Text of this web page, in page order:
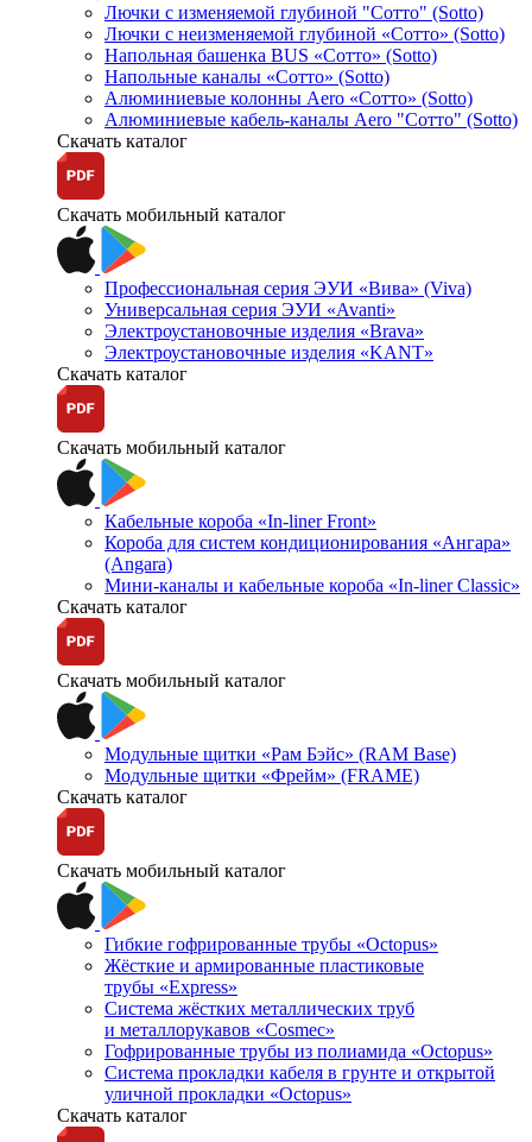
Лючки с изменяемой глубиной "Сотто" (Sotto)
Лючки с неизменяемой глубиной «Сотто» (Sotto)
Напольная башенка BUS «Сотто» (Sotto)
Напольные каналы «Сотто» (Sotto)
Алюминиевые колонны Aero «Сотто» (Sotto)
Алюминиевые кабель-каналы Aero "Сотто" (Sotto)
Скачать каталог
Скачать мобильный каталог
Профессиональная серия ЭУИ «Вива» (Viva)
Универсальная серия ЭУИ «Avanti»
Электроустановочные изделия «Brava»
Электроустановочные изделия «KANT»
Скачать каталог
Скачать мобильный каталог
Кабельные короба «In-liner Front»
Короба для систем кондиционирования «Ангара»
(Angara)
Мини-каналы и кабельные короба «In-liner Classic»
Скачать каталог
Скачать мобильный каталог
Модульные щитки «Рам Бэйс» (RAM Base)
Модульные щитки «Фрейм» (FRAME)
Скачать каталог
Скачать мобильный каталог
Гибкие гофрированные трубы «Octopus»
Жёсткие и армированные пластиковые
трубы «Express»
Система жёстких металлических труб
и металлорукавов «Cosmec»
Гофрированные трубы из полиамида «Octopus»
Система прокладки кабеля в грунте и открытой
уличной прокладки «Octopus»
Скачать каталог